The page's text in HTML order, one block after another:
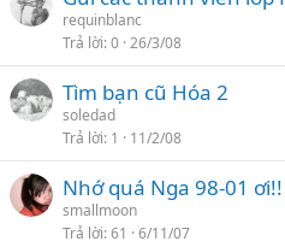
requinblanc
Trả lời 0 26/3/08
Tìm bạn cũ Hóa 2
soledad
Trả lời 1 11/2/08
Nhớ quá Nga 98-01 ơi!!
smallmoon
Trả lời 61 6/11/07